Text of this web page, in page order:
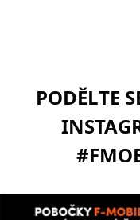
PODĚLTE